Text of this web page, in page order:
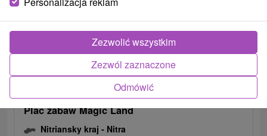
Plac zabaw Magic Land
Nitriansky kraj - Nitra
Odmówić
Zezwól zaznaczone
Zezwolić wszystkim